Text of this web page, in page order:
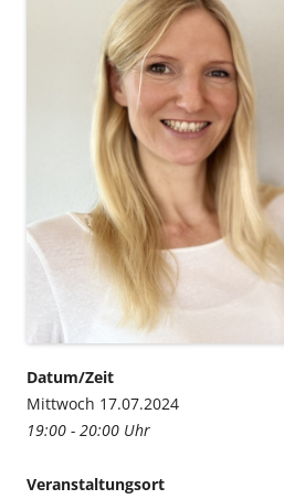
Datum/Zeit
Mittwoch 17.07.2024
19:00 - 20:00 Uhr
Veranstaltungsort